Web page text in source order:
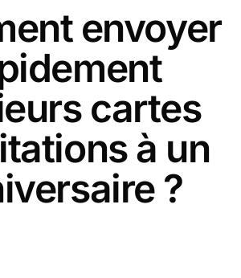
envoyer
cartes
à un
?